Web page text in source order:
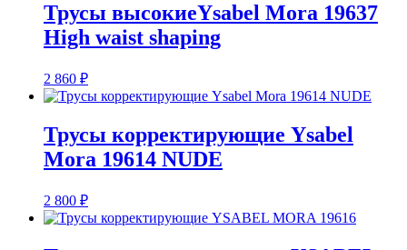
Трусы высокиеYsabel Mora 19637
High waist shaping
2 860 ₽
Трусы корректирующие Ysabel
Mora 19614 NUDE
2 800 ₽